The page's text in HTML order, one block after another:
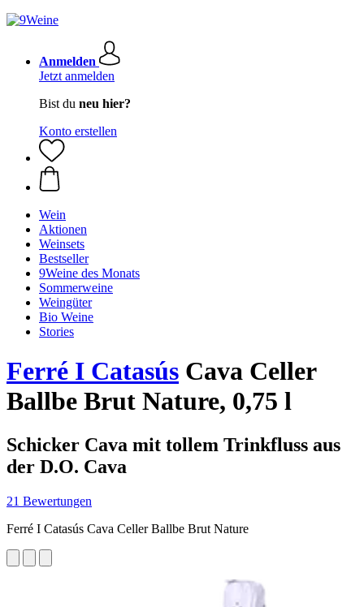
Anmelden
Jetzt anmelden
Bist du neu hier?
Konto erstellen
Wein
Aktionen
Weinsets
Bestseller
9Weine des Monats
Sommerweine
Weingüter
Bio Weine
Stories
Ferré I Catasús Cava Celler
Ballbe Brut Nature, 0,75 l
Schicker Cava mit tollem Trinkfluss aus
der D.O. Cava
21 Bewertungen
Ferré I Catasús Cava Celler Ballbe Brut Nature